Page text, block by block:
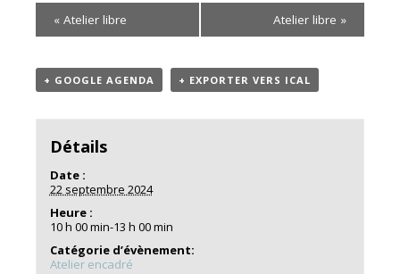
« Atelier libre Atelier libre »
+ GOOGLE AGENDA + EXPORTER VERS ICAL
Détails
Date :
22 septembre 2024
Heure :
10 h 00 min-13 h 00 min
Catégorie d’évènement:
Atelier encadré